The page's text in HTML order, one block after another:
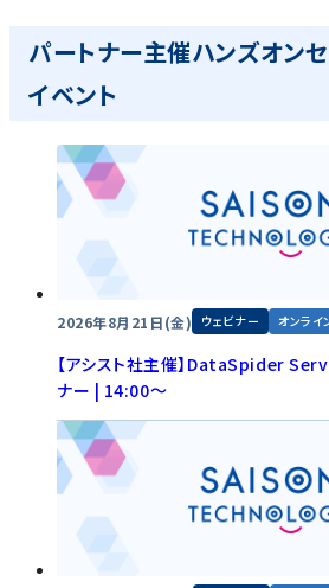
パートナー主催ハンズオン
イベント
2026年8月21日(金) ウェビナー オンライ
【アシスト社主催】DataSpider
ナー | 14:00～